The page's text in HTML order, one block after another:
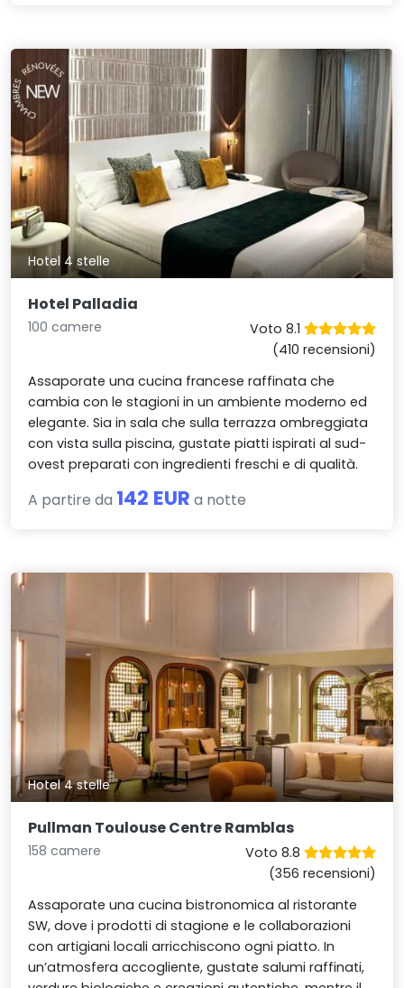
Hotel 4 stelle
Hotel Palladia
100 camere
Voto 8.1
(410 recensioni)
Assaporate una cucina francese raffinata che
cambia con le stagioni in un ambiente moderno ed
elegante. Sia in sala che sulla terrazza ombreggiata
con vista sulla piscina, gustate piatti ispirati al sud-
ovest preparati con ingredienti freschi e di qualità.
A partire da 142 EUR a notte
Hotel 4 stelle
Pullman Toulouse Centre Ramblas
158 camere
Voto 8.8
(356 recensioni)
Assaporate una cucina bistronomica al ristorante
SW, dove i prodotti di stagione e le collaborazioni
con artigiani locali arricchiscono ogni piatto. In
un’atmosfera accogliente, gustate salumi raffinati,